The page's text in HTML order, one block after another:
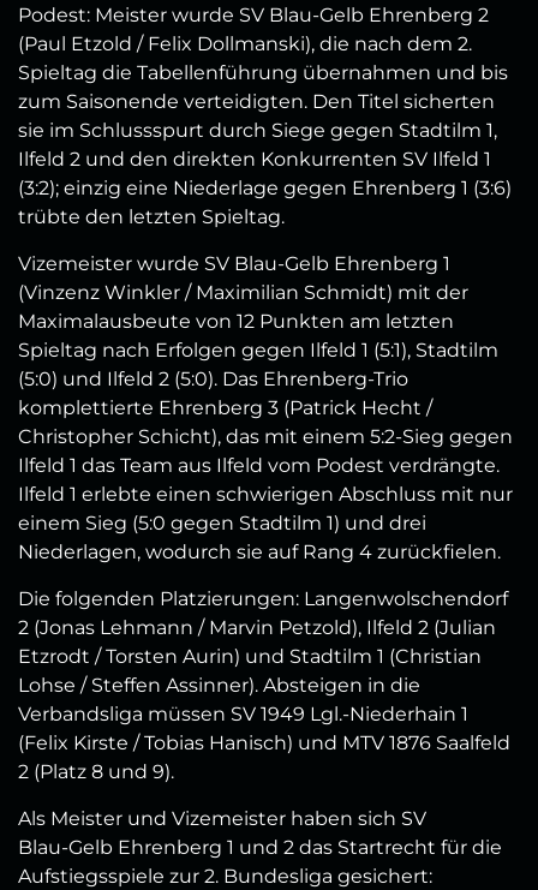
Podest: Meister wurde SV Blau‑Gelb Ehrenberg 2
(Paul Etzold / Felix Dollmanski), die nach dem 2.
Spieltag die Tabellenführung übernahmen und bis
zum Saisonende verteidigten. Den Titel sicherten
sie im Schlussspurt durch Siege gegen Stadtilm 1,
Ilfeld 2 und den direkten Konkurrenten SV Ilfeld 1
(3:2); einzig eine Niederlage gegen Ehrenberg 1 (3:6)
trübte den letzten Spieltag.
Vizemeister wurde SV Blau‑Gelb Ehrenberg 1
(Vinzenz Winkler / Maximilian Schmidt) mit der
Maximalausbeute von 12 Punkten am letzten
Spieltag nach Erfolgen gegen Ilfeld 1 (5:1), Stadtilm
(5:0) und Ilfeld 2 (5:0). Das Ehrenberg‑Trio
komplettierte Ehrenberg 3 (Patrick Hecht /
Christopher Schicht), das mit einem 5:2‑Sieg gegen
Ilfeld 1 das Team aus Ilfeld vom Podest verdrängte.
Ilfeld 1 erlebte einen schwierigen Abschluss mit nur
einem Sieg (5:0 gegen Stadtilm 1) und drei
Niederlagen, wodurch sie auf Rang 4 zurückfielen.
Die folgenden Platzierungen: Langenwolschendorf
2 (Jonas Lehmann / Marvin Petzold), Ilfeld 2 (Julian
Etzrodt / Torsten Aurin) und Stadtilm 1 (Christian
Lohse / Steffen Assinner). Absteigen in die
Verbandsliga müssen SV 1949 Lgl.-Niederhain 1
(Felix Kirste / Tobias Hanisch) und MTV 1876 Saalfeld
2 (Platz 8 und 9).
Als Meister und Vizemeister haben sich SV
Blau‑Gelb Ehrenberg 1 und 2 das Startrecht für die
Aufstiegsspiele zur 2. Bundesliga gesichert: